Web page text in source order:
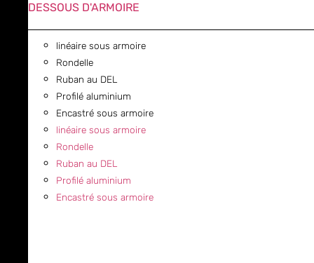
DESSOUS D'ARMOIRE
linéaire sous armoire
Rondelle
Ruban au DEL
Profilé aluminium
Encastré sous armoire
linéaire sous armoire
Rondelle
Ruban au DEL
Profilé aluminium
Encastré sous armoire